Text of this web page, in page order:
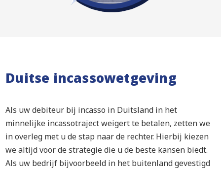
Duitse incassowetgeving
Als uw debiteur bij incasso in Duitsland in het
minnelijke incassotraject weigert te betalen, zetten we
in overleg met u de stap naar de rechter. Hierbij kiezen
we altijd voor de strategie die u de beste kansen biedt.
Als uw bedrijf bijvoorbeeld in het buitenland gevestigd